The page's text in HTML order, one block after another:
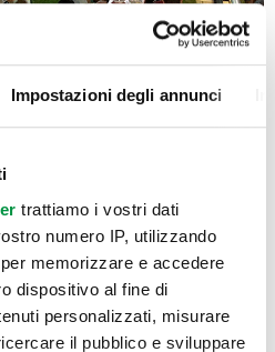
Impostazioni degli annunci
trattiamo i vostri dati
numero IP, utilizzando
memorizzare e accedere
dispositivo al fine di
personalizzati, misurare
il pubblico e sviluppare